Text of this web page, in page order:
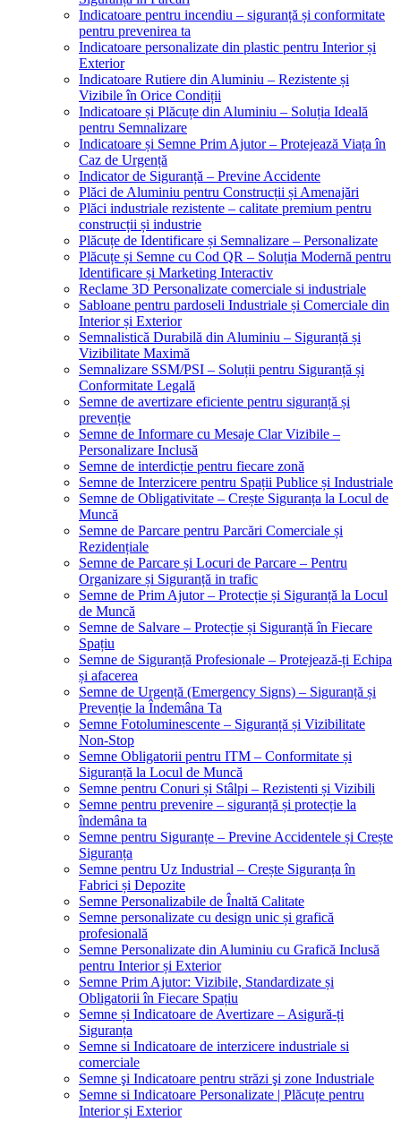
Indicatoare pentru incendiu – siguranță și conformitate
pentru prevenirea ta
Indicatoare personalizate din plastic pentru Interior și
Exterior
Indicatoare Rutiere din Aluminiu – Rezistente și
Vizibile în Orice Condiții
Indicatoare și Plăcuțe din Aluminiu – Soluția Ideală
pentru Semnalizare
Indicatoare și Semne Prim Ajutor – Protejează Viața în
Caz de Urgență
Indicator de Siguranță – Previne Accidente
Plăci de Aluminiu pentru Construcții și Amenajări
Plăci industriale rezistente – calitate premium pentru
construcții și industrie
Plăcuțe de Identificare și Semnalizare – Personalizate
Plăcuțe și Semne cu Cod QR – Soluția Modernă pentru
Identificare și Marketing Interactiv
Reclame 3D Personalizate comerciale si industriale
Sabloane pentru pardoseli Industriale și Comerciale din
Interior și Exterior
Semnalistică Durabilă din Aluminiu – Siguranță și
Vizibilitate Maximă
Semnalizare SSM/PSI – Soluții pentru Siguranță și
Conformitate Legală
Semne de avertizare eficiente pentru siguranță și
prevenție
Semne de Informare cu Mesaje Clar Vizibile –
Personalizare Inclusă
Semne de interdicție pentru fiecare zonă
Semne de Interzicere pentru Spații Publice și Industriale
Semne de Obligativitate – Crește Siguranța la Locul de
Muncă
Semne de Parcare pentru Parcări Comerciale și
Rezidențiale
Semne de Parcare și Locuri de Parcare – Pentru
Organizare și Siguranță in trafic
Semne de Prim Ajutor – Protecție și Siguranță la Locul
de Muncă
Semne de Salvare – Protecție și Siguranță în Fiecare
Spațiu
Semne de Siguranță Profesionale – Protejează-ți Echipa
și afacerea
Semne de Urgență (Emergency Signs) – Siguranță și
Prevenție la Îndemâna Ta
Semne Fotoluminescente – Siguranță și Vizibilitate
Non-Stop
Semne Obligatorii pentru ITM – Conformitate și
Siguranță la Locul de Muncă
Semne pentru Conuri și Stâlpi – Rezistenti și Vizibili
Semne pentru prevenire – siguranță și protecție la
îndemâna ta
Semne pentru Siguranțe – Previne Accidentele și Crește
Siguranța
Semne pentru Uz Industrial – Crește Siguranța în
Fabrici și Depozite
Semne Personalizabile de Înaltă Calitate
Semne personalizate cu design unic și grafică
profesională
Semne Personalizate din Aluminiu cu Grafică Inclusă
pentru Interior și Exterior
Semne Prim Ajutor: Vizibile, Standardizate și
Obligatorii în Fiecare Spațiu
Semne și Indicatoare de Avertizare – Asigură-ți
Siguranța
Semne si Indicatoare de interzicere industriale si
comerciale
Semne şi Indicatoare pentru străzi şi zone Industriale
Semne si Indicatoare Personalizate | Plăcuțe pentru
Interior și Exterior